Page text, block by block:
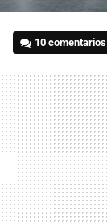
10 comentarios